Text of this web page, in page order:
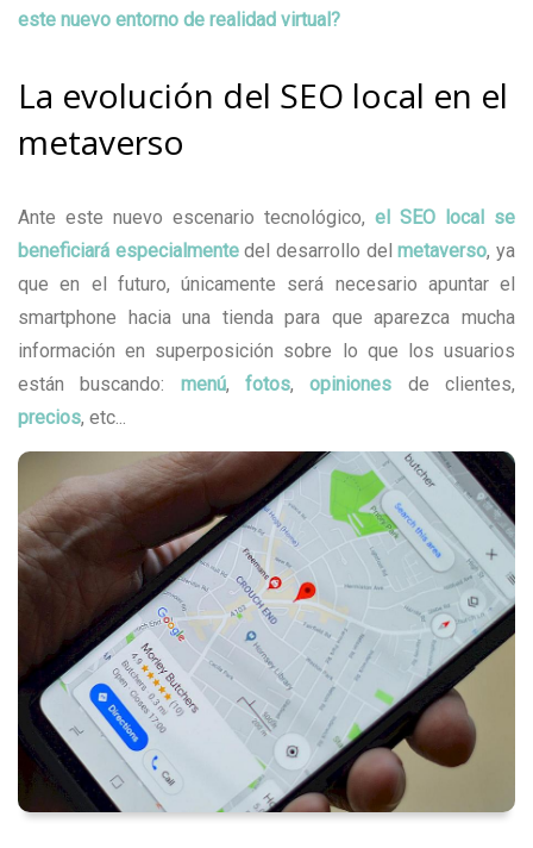
este nuevo entorno de realidad virtual?
La evolución del SEO local en el
metaverso
Ante este nuevo escenario tecnológico, el SEO local se
beneficiará especialmentedel desarrollo delmetaverso, ya
que en el futuro, únicamente será necesario apuntar el
smartphone hacia una tienda para que aparezca mucha
información en superposición sobre lo que los usuarios
están buscando: menú,fotos,opiniones de clientes,
precios, etc...